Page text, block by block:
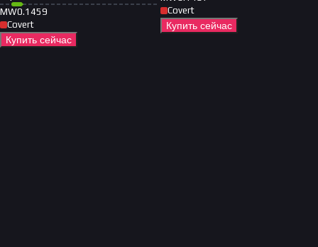
MW0.1459
Covert
Купить сейчас
Covert
Купить сейчас